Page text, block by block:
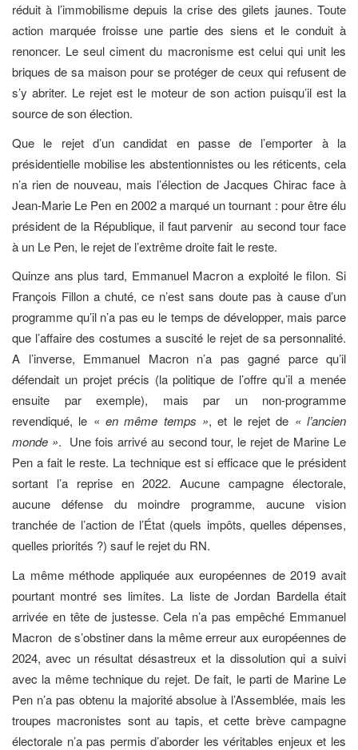
réduit à l’immobilisme depuis la crise des gilets jaunes. Toute
action marquée froisse une partie des siens et le conduit à
renoncer. Le seul ciment du macronisme est celui qui unit les
briques de sa maison pour se protéger de ceux qui refusent de
s’y abriter. Le rejet est le moteur de son action puisqu’il est la
source de son élection.
Que le rejet d’un candidat en passe de l’emporter à la
présidentielle mobilise les abstentionnistes ou les réticents, cela
n’a rien de nouveau, mais l’élection de Jacques Chirac face à
Jean-Marie Le Pen en 2002 a marqué un tournant : pour être élu
président de la République, il faut parvenir au second tour face
à un Le Pen, le rejet de l’extrême droite fait le reste.
Quinze ans plus tard, Emmanuel Macron a exploité le filon. Si
François Fillon a chuté, ce n’est sans doute pas à cause d’un
programme qu’il n’a pas eu le temps de développer, mais parce
que l’affaire des costumes a suscité le rejet de sa personnalité.
A l’inverse, Emmanuel Macron n’a pas gagné parce qu’il
défendait un projet précis (la politique de l’offre qu’il a menée
ensuite par exemple), mais par un non-programme
revendiqué, le « en même temps », et le rejet de « l’ancien
monde ». Une fois arrivé au second tour, le rejet de Marine Le
Pen a fait le reste. La technique est si efficace que le président
sortant l’a reprise en 2022. Aucune campagne électorale,
aucune défense du moindre programme, aucune vision
tranchée de l’action de l’État (quels impôts, quelles dépenses,
quelles priorités ?) sauf le rejet du RN.
La même méthode appliquée aux européennes de 2019 avait
pourtant montré ses limites. La liste de Jordan Bardella était
arrivée en tête de justesse. Cela n’a pas empêché Emmanuel
Macron de s’obstiner dans la même erreur aux européennes de
2024, avec un résultat désastreux et la dissolution qui a suivi
avec la même technique du rejet. De fait, le parti de Marine Le
Pen n’a pas obtenu la majorité absolue à l’Assemblée, mais les
troupes macronistes sont au tapis, et cette brève campagne
électorale n’a pas permis d’aborder les véritables enjeux et les